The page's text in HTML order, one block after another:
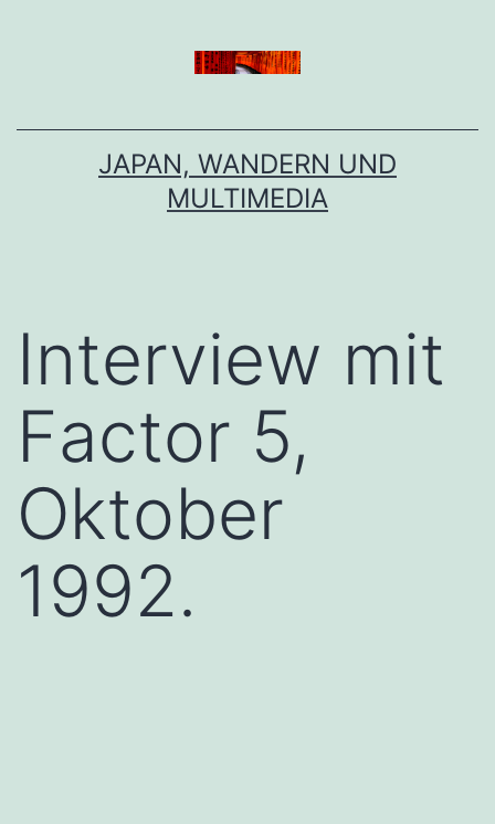
JAPAN, WANDERN UND
MULTIMEDIA
Interview mit
Factor 5,
Oktober
1992.